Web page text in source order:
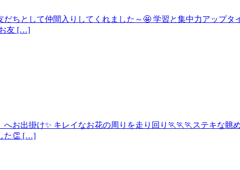
ちとして仲間入りしてくれました～🤩 学習と集中力アップ
お友 […]
お出掛け✨ キレイなお花の周りを走り回り🏃🏃🏃ステキな眺
た👏 […]